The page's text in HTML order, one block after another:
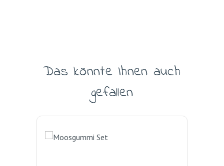
Produktgalerie überspringen
Das könnte Ihnen auch
gefallen